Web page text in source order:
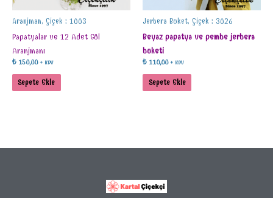
Aranjman, Çiçek : 1003
Papatyalar ve 12 Adet Gül
Aranjmanı
₺150,00 + KDV
Sepete Ekle
Jerbera Buket, Çiçek : 3026
Beyaz papatya ve pembe jerbera
buketi
₺ 110,00 + KDV
Sepete Ekle